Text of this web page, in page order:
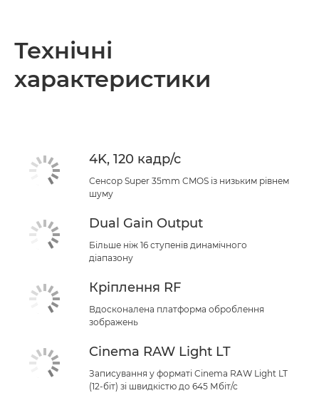
Технічні
характеристики
4K, 120 кадр/с
Сенсор Super 35mm CMOS із низьким рівнем
шуму
Dual Gain Output
Більше ніж 16 ступенів динамічного
діапазону
Кріплення RF
Вдосконалена платформа оброблення
зображень
Cinema RAW Light LT
Записування у форматі Cinema RAW Light LT
(12-біт) зі швидкістю до 645 Мбіт/с